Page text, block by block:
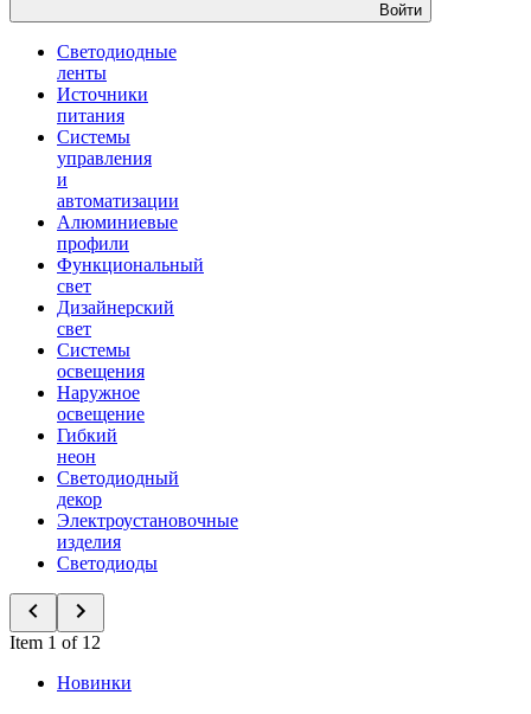
Войти
Светодиодные
ленты
Источники
питания
Системы
управления
и
автоматизации
Алюминиевые
профили
Функциональный
свет
Дизайнерский
свет
Системы
освещения
Наружное
освещение
Гибкий
неон
Светодиодный
декор
Электроустановочные
изделия
Светодиоды
Item 1 of 12
Новинки